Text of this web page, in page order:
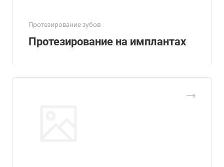
Протезирование зубов
Протезирование на имплантах